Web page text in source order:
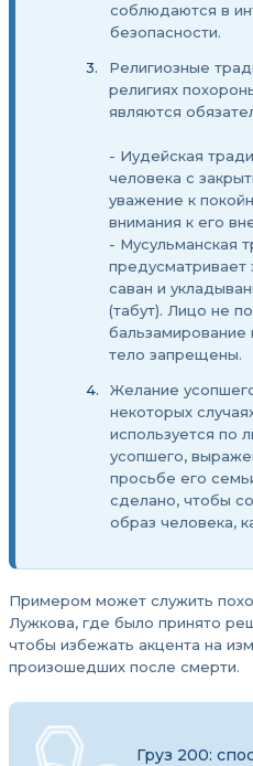
соблюдаются в
безопасности.
Религиозные
религиях
являются
- Иудейская
человека с
уважение к
внимания к его
- Мусульманская
предусматривает
саван и
(табут). Лицо не
бальзамирование
тело запрещены.
Желание
некоторых
используется по
усопшего,
просьбе его
сделано, чтобы
образ человека,
Примером может служить
Лужкова, где было принято
чтобы избежать акцента на
произошедших после смерти.
Груз 200: